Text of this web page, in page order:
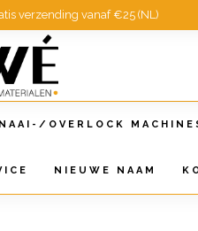
verzending vanaf €25 (NL)
NAAI-/OVERLOCK
NIEUWE NAAM